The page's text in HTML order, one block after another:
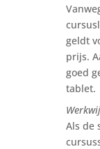
geldt
prijs.
goed
tablet.
Als de